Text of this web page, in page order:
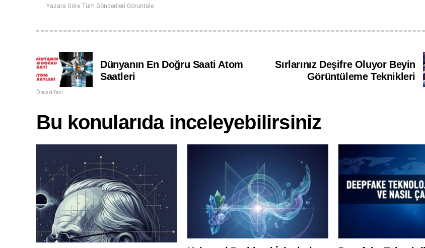
Yazara Göre Tüm Gönderileri Görüntüle
Dünyanın En Doğru Saati Atom
Saatleri
Önceki Yazı
Sırlarınız Deşifre Oluyor Beyin
Görüntüleme Teknikleri
Bu konularıda inceleyebilirsiniz